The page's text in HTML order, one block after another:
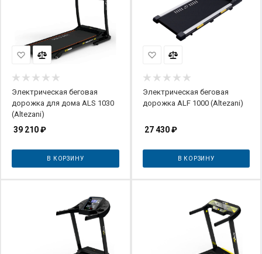
Электрическая беговая
дорожка для дома ALS 1030
(Altezani)
39 210₽
В КОРЗИНУ
Электрическая беговая
дорожка ALF 1000 (Altezani)
27 430₽
В КОРЗИНУ